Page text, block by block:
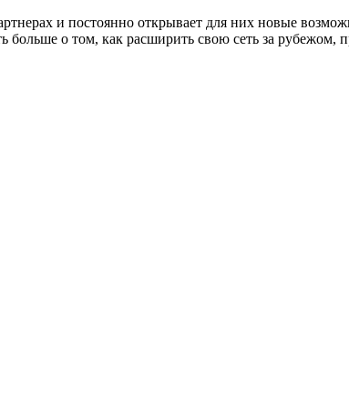
и постоянно открывает для них новые
о том, как расширить свою сеть за